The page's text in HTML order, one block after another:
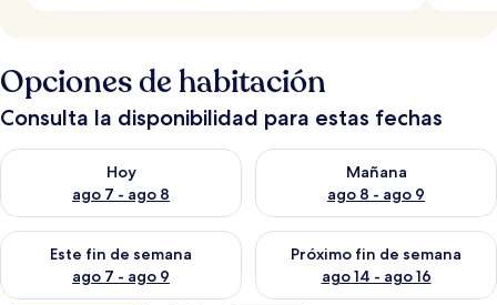
Opciones de habitación
Consulta la disponibilidad para estas fechas
Hoy
ago 7 - ago 8
Consulta la disponibilidad para hoy ago 7 - ago 8
Mañana
ago 8 - ago 9
Consulta la disponibilidad
Este fin de semana
ago 7 - ago 9
Consulta la disponibilidad para este fin de semana ago 7 -
Próximo fin de semana
ago 14 - ago 16
Consulta la disponibilidad